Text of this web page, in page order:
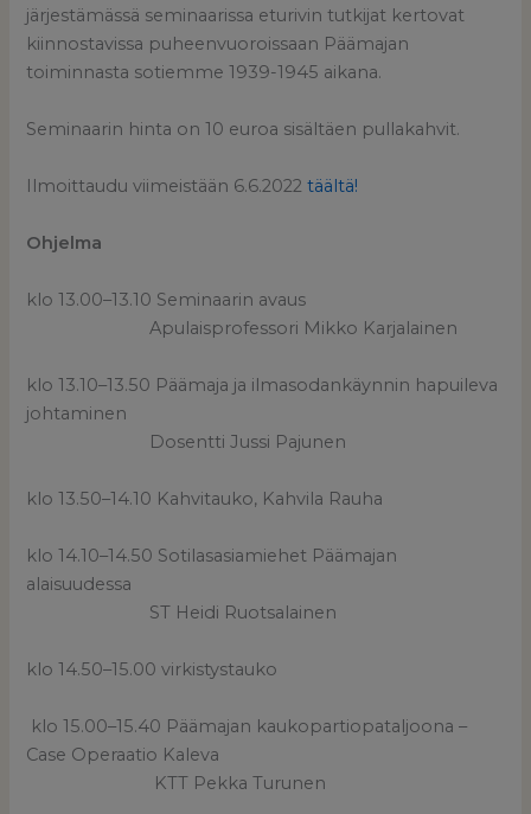
järjestämässä seminaarissa eturivin tutkijat kertovat
kiinnostavissa puheenvuoroissaan Päämajan
toiminnasta sotiemme 1939-1945 aikana.
Seminaarin hinta on 10 euroa sisältäen pullakahvit.
Ilmoittaudu viimeistään 6.6.2022täältä!
Ohjelma
klo 13.00–13.10 Seminaarin avaus
Apulaisprofessori Mikko Karjalainen
klo 13.10–13.50 Päämaja ja ilmasodankäynnin hapuileva
johtaminen
Dosentti Jussi Pajunen
klo 13.50–14.10 Kahvitauko, Kahvila Rauha
klo 14.10–14.50 Sotilasasiamiehet Päämajan
alaisuudessa
ST Heidi Ruotsalainen
klo 14.50–15.00 virkistystauko
klo 15.00–15.40 Päämajan kaukopartiopataljoona –
Case Operaatio Kaleva
KTT Pekka Turunen